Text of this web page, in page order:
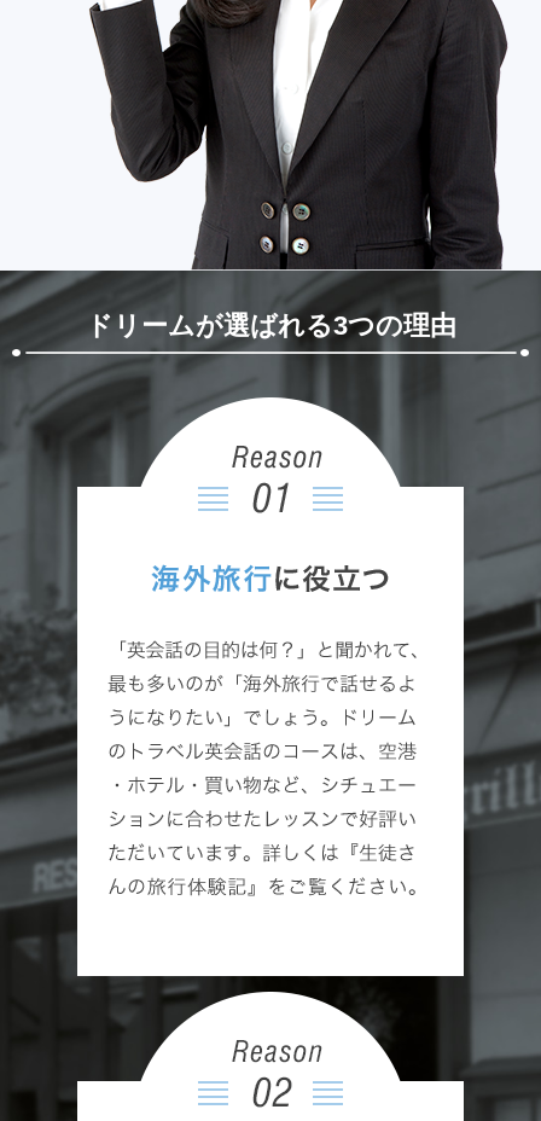
今なら 入会していただければ 旅行英会話テキス
ト プレゼント中！
2025/08/18
生徒さん募集中！
まずは無料体験レッスン・ご相談（６０分）を受け
ていただき、ご判断下さい。
お仕事がシフト制でも 希望日時を選んでいただ
き 受講できます。
2025/05/28
生徒さん募集中！
わかりやすく、楽しいレッスンが 好評中！
まずは、無料体験レッスン・ご相談（６０分）を、
受けてみませんか？
知らせ下さい。
ご不明な点がございましたら、気軽に電話かメール
で お問い合わせください。
2025/04/14
春のキャンペーン
日本人講師のわかりやすく、楽しいレッスンが好
無料体験レッスン・ご相談（６０分）でご判断下さ
い。
ゼント！
2025/02/21
春季生徒さん募集中！
ドリームが選ばれる3つの理由